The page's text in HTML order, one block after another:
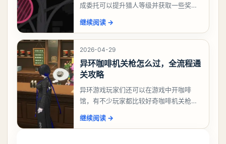
成委托可以提升猎人等级并获取一些奖
么做，今天游戏熊就来告诉大家。异环异
象委托唤孤归任务攻
继续阅读 →
2026-04-29
异环咖啡机关枪怎么过，全流程通
关攻略
异环游戏玩家们还可以在游戏中开咖啡
馆，有不少玩家都比较好奇咖啡机关枪应
机关枪攻略。异环咖啡机关枪怎么过一、
继续阅读 →